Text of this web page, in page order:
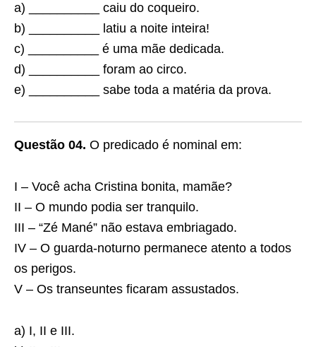
a) __________ caiu do coqueiro.
b) __________ latiu a noite inteira!
c) __________ é uma mãe dedicada.
d) __________ foram ao circo.
e) __________ sabe toda a matéria da prova.
Questão 04. O predicado é nominal em:
I – Você acha Cristina bonita, mamãe?
II – O mundo podia ser tranquilo.
III – “Zé Mané” não estava embriagado.
IV – O guarda-noturno permanece atento a todos
os perigos.
V – Os transeuntes ficaram assustados.
a) I, II e III.